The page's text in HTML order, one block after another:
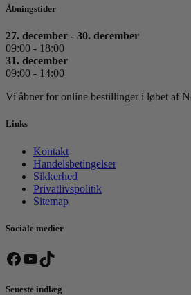
Åbningstider
27. december - 30. december
09:00 - 18:00
31. december
09:00 - 14:00
Vi åbner for online bestillinger i løbet af
Links
Kontakt
Handelsbetingelser
Sikkerhed
Privatlivspolitik
Sitemap
Sociale medier
Facebook
YouTube
TikTok
Seneste indlæg